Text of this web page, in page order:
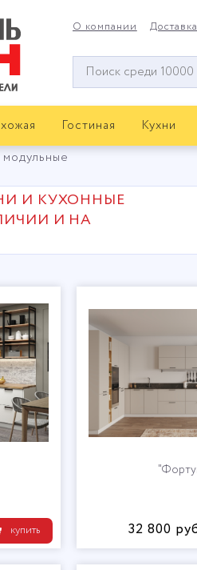
О компании Доставка
Окно
поиска
Гостиная Кухни
модульные
И КУХОННЫЕ
И НА
купить 32 800